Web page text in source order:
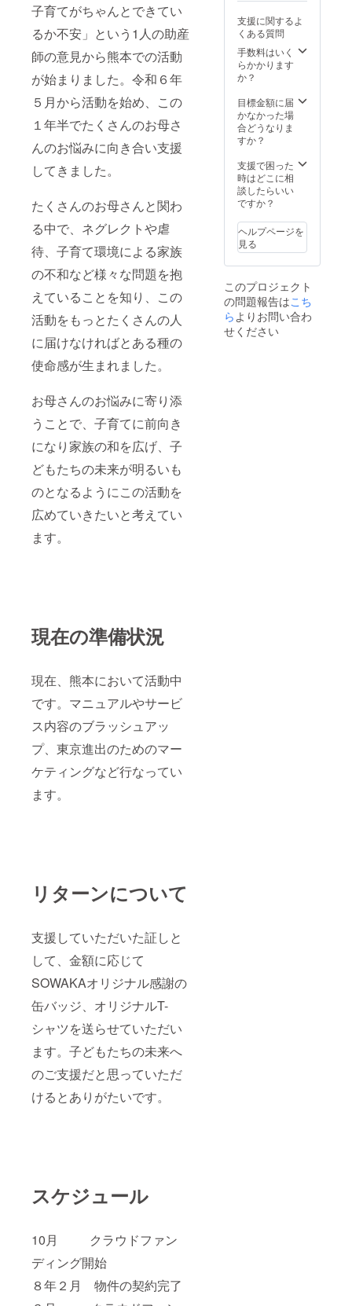
子育てがちゃんとできてい
るか不安」という1人の助産
師の意見から熊本での活動
が始まりました。令和６年
５月から活動を始め、この
１年半でたくさんのお母さ
んのお悩みに向き合い支援
してきました。
たくさんのお母さんと関わ
る中で、ネグレクトや虐
待、子育て環境による家族
の不和など様々な問題を抱
えていることを知り、この
活動をもっとたくさんの人
に届けなければとある種の
使命感が生まれました。
お母さんのお悩みに寄り添
うことで、子育てに前向き
になり家族の和を広げ、子
どもたちの未来が明るいも
のとなるようにこの活動を
広めていきたいと考えてい
ます。
現在の準備状況
現在、熊本において活動中
です。マニュアルやサービ
ス内容のブラッシュアッ
プ、東京進出のためのマー
ケティングなど行なってい
ます。
リターンについて
支援していただいた証しと
して、金額に応じて
SOWAKAオリジナル感謝の
缶バッジ、オリジナルT-
シャツを送らせていただい
ます。子どもたちの未来へ
のご支援だと思っていただ
けるとありがたいです。
スケジュール
10月 クラウドファン
ディング開始
８年２月 物件の契約完了
支援に関するよ
くある質問
手数料はいく
らかかります
か？
目標金額に届
かなかった場
合どうなりま
すか？
支援で困った
時はどこに相
談したらいい
ですか？
ヘルプページを
見る
このプロジェクト
の問題報告はこち
らよりお問い合わ
せください